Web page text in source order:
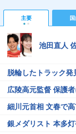
主要
池田直人
脱輪したトラック発
広陵高元監督 保護
細川元首相 文春で
銀メダリスト 本多